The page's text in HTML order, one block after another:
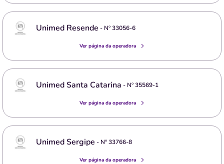
Unimed Resende - Nº33056-6
Ver página da operadora
Unimed Santa Catarina - Nº35569-1
Ver página da operadora
Unimed Sergipe - Nº33766-8
Ver página da operadora